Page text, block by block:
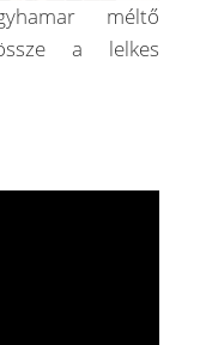
méltő
a lelkes